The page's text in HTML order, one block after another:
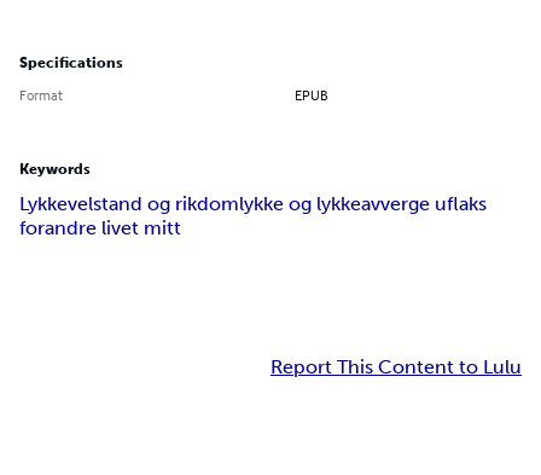
Specifications
Format EPUB
Keywords
Lykkevelstand og rikdomlykke og lykkeavverge uflaks
forandre livet mitt
Report This Content to Lulu